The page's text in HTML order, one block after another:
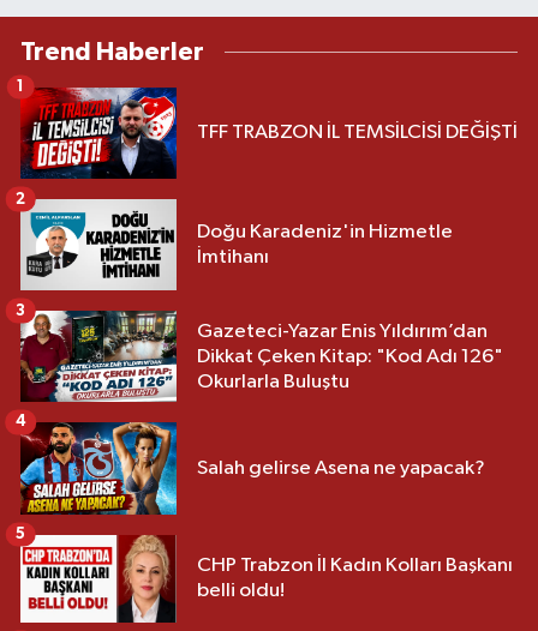
Trend Haberler
TFF TRABZON İL TEMSİLCİSİ DEĞİŞTİ
1
Doğu Karadeniz'in Hizmetle
İmtihanı
2
Gazeteci-Yazar Enis Yıldırım’dan
Dikkat Çeken Kitap: "Kod Adı 126"
Okurlarla Buluştu
3
Salah gelirse Asena ne yapacak?
4
CHP Trabzon İl Kadın Kolları Başkanı
belli oldu!
5